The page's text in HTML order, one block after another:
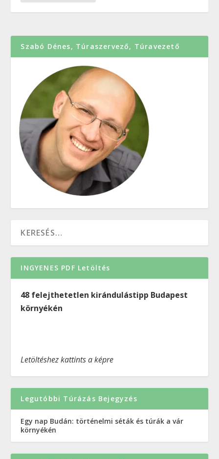
Szabó Dénes, Túraszervező, Túravezető
INGYENES PDF Letöltés
48 felejthetetlen kirándulástipp Budapest
környékén
Letöltéshez kattints a képre
Legutóbbi Túrázás Bejegyzés
Egy nap Budán: történelmi séták és túrák a vár
környékén